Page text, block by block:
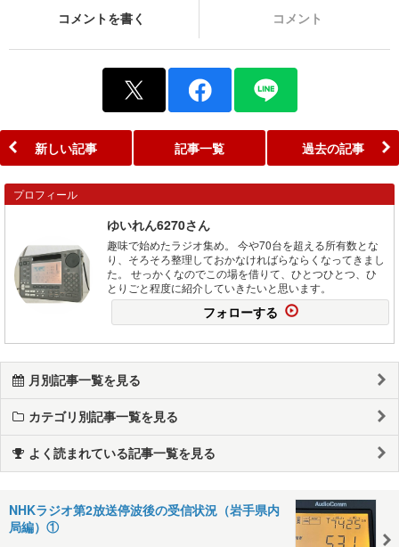
コメントを書く コメント
新しい記事 記事一覧 過去の記事
プロフィール
ゆいれん6270さん
趣味で始めたラジオ集め。 今や70台を超える所有数とな
り、そろそろ整理しておかなければらならくなってきまし
た。 せっかくなのでこの場を借りて、ひとつひとつ、ひ
とりごと程度に紹介していきたいと思います。
フォローする
月別記事一覧を見る
カテゴリ別記事一覧を見る
よく読まれている記事一覧を見る
NHKラジオ第2放送停波後の受信状況（岩手県内
局編）①